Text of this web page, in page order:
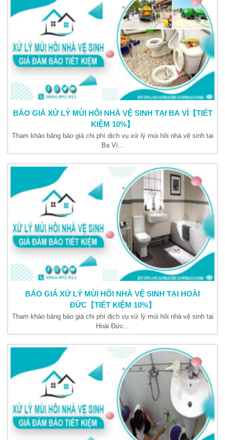
BÁO GIÁ XỬ LÝ MÙI HÔI NHÀ VỆ SINH TẠI BA VÌ【TIẾT
KIỆM 10%】
Tham khảo bảng báo giá chi phí dịch vụ xử lý mùi hôi nhà vệ sinh tại
Ba Vì...
BÁO GIÁ XỬ LÝ MÙI HÔI NHÀ VỆ SINH TẠI HOÀI
ĐỨC【TIẾT KIỆM 10%】
Tham khảo bảng báo giá chi phí dịch vụ xử lý mùi hôi nhà vệ sinh tại
Hoài Đức...